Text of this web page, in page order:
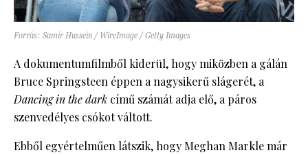
Forrás: Samir Hussein / WireImage / Getty Images
A dokumentumfilmből kiderül, hogy miközben a gálán
Bruce Springsteen éppen a nagysikerű slágerét, a
Dancing in the dark című számát adja elő, a páros
szenvedélyes csókot váltott.
Ebből egyértelműen látszik, hogy Meghan Markle már